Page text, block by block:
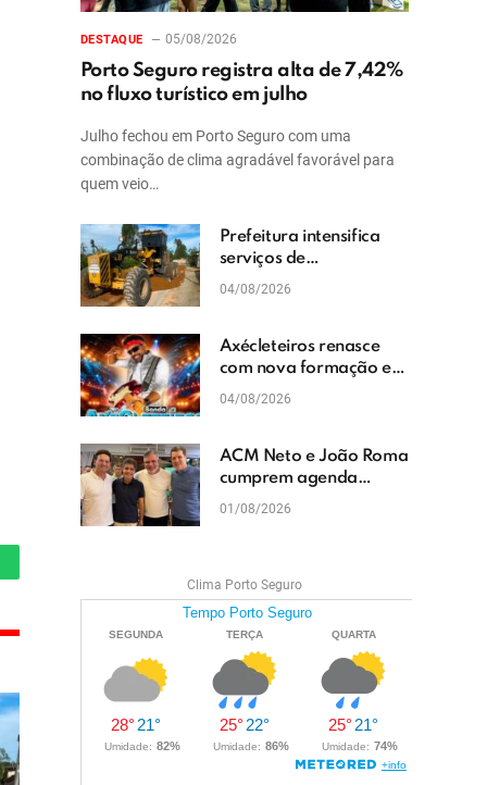
DESTAQUE 05/08/2026
Porto Seguro registra alta de 7,42%
no fluxo turístico em julho
Julho fechou em Porto Seguro com uma
combinação de clima agradável favorável para
quem veio…
Prefeitura intensifica
serviços de
patrolamento e
04/08/2026
Axécleteiros renasce
com nova formação e
promete agitar os
04/08/2026
ACM Neto e João Roma
cumprem agenda
política em Teixeira de
01/08/2026
Clima Porto Seguro